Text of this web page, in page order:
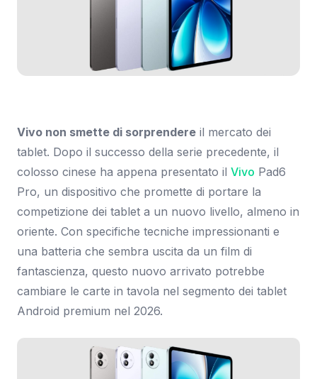
Vivo non smette di sorprendere il mercato dei
tablet. Dopo il successo della serie precedente, il
colosso cinese ha appena presentato il Vivo Pad6
Pro, un dispositivo che promette di portare la
competizione dei tablet a un nuovo livello, almeno in
oriente. Con specifiche tecniche impressionanti e
una batteria che sembra uscita da un film di
fantascienza, questo nuovo arrivato potrebbe
cambiare le carte in tavola nel segmento dei tablet
Android premium nel 2026.